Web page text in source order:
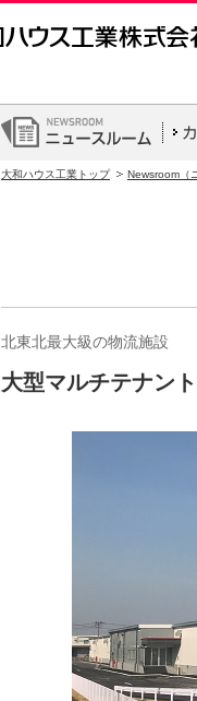
大和ハウス工業トップ Newsroom（
北東北最大級の物流施設
大型マルチテナン